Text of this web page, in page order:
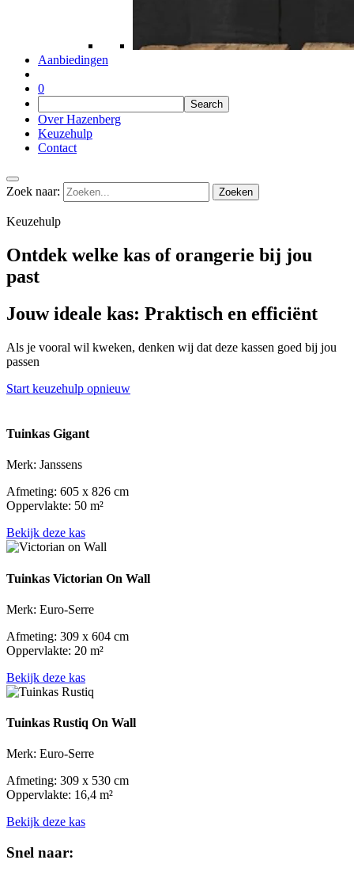
Aanbiedingen
0
Over Hazenberg
Keuzehulp
Contact
Zoek naar:
Keuzehulp
Ontdek welke kas of orangerie bij jou
past
Jouw ideale kas: Praktisch en efficiënt
Als je vooral wil kweken, denken wij dat deze kassen goed bij jou
passen
Start keuzehulp opnieuw
Tuinkas Gigant
Merk: Janssens
Afmeting: 605 x 826 cm
Oppervlakte: 50 m²
Bekijk deze kas
Tuinkas Victorian On Wall
Merk: Euro-Serre
Afmeting: 309 x 604 cm
Oppervlakte: 20 m²
Bekijk deze kas
Tuinkas Rustiq On Wall
Merk: Euro-Serre
Afmeting: 309 x 530 cm
Oppervlakte: 16,4 m²
Bekijk deze kas
Snel naar: